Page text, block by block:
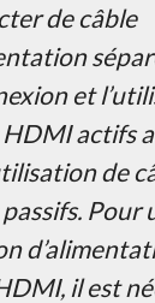
de câble
et
actifs
de
Pour
il est